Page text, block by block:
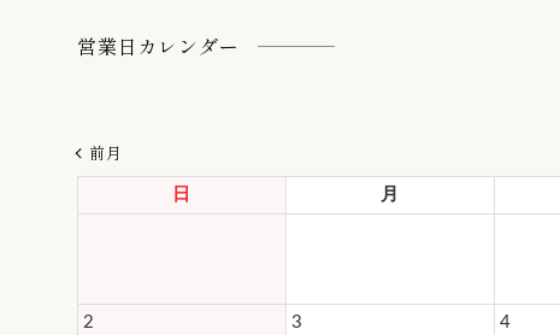
営業日カレンダー
前月
日 月
2 3 4